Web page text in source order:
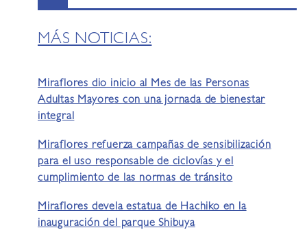
MÁS NOTICIAS:
Miraflores dio inicio al Mes de las Personas
Adultas Mayores con una jornada de bienestar
integral
Miraflores refuerza campañas de sensibilización
para el uso responsable de ciclovías y el
cumplimiento de las normas de tránsito
Miraflores devela estatua de Hachiko en la
inauguración del parque Shibuya